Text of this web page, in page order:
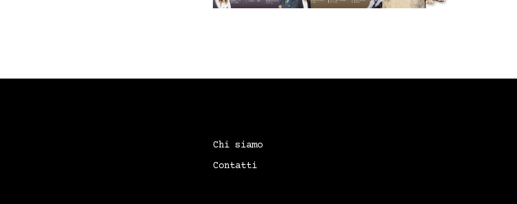
Chi siamo
Contatti